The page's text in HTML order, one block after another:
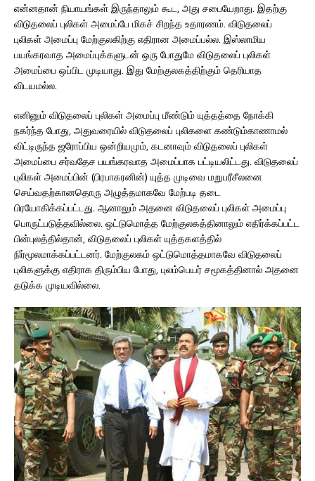
என்னதான் நியாயங்கள் இருந்தாலும் கூட, அது சபையேறாது. இதற்கு
விடுதலைப் புலிகள் அமைப்பே மிகச் சிறந்த உதாரணம். விடுதலைப்
புலிகள் அமைப்பு மேற்குலகிற்கு எதிரான அமைப்பல்ல. இஸ்லாமிய
பயங்கரவாத அமைப்புக்களுடன் ஒரு போதுமே விடுதலைப் புலிகள்
அமைப்பை ஒப்பிட முடியாது. இது மேற்குலகத்திற்கும் தெரியாத
விடயமல்ல.
எனினும் விடுதலைப் புலிகள் அமைப்பு மீண்டும் யுத்தத்தை நோக்கி
நகர்ந்த போது, அதுவரையில் விடுதலைப் புலிகளை கண்டும்காணாமல்
விட்டிருந்த ஜரோப்பிய ஒன்றியமும், கடனாவும் விடுதலைப் புலிகள்
அமைப்பை சர்வதேச பயங்கரவாத அமைப்பாக பட்டியலிட்டது. விடுதலைப்
புலிகள் அமைப்பின் (பிரபாகரனின்) யுத்த முடிவை மறுபரீசீலனை
செய்வதற்கானதொரு அழுத்தமாகவே மேற்படி தடை
பிரயோகிக்கப்பட்டது. ஆனாலும் அதனை விடுதலைப் புலிகள் அமைப்பு
பொருட்படுத்தவில்லை. ஒட்டுமொத்த மேற்குலகத்தினாலும் எதிர்க்கப்பட்ட
பின்புலத்தில்தான், விடுதலைப் புலிகள் யுத்தகளத்தில்
நிர்மூலமாக்கப்பட்டனர். மேற்குலகம் ஒட்டுமொத்தமாகவே விடுதலைப்
புலிகளுக்கு எதிராக திரும்பிய போது, புலம்பெயர் சமூகத்தினால் அதனை
தடுக்க முடியவில்லை.